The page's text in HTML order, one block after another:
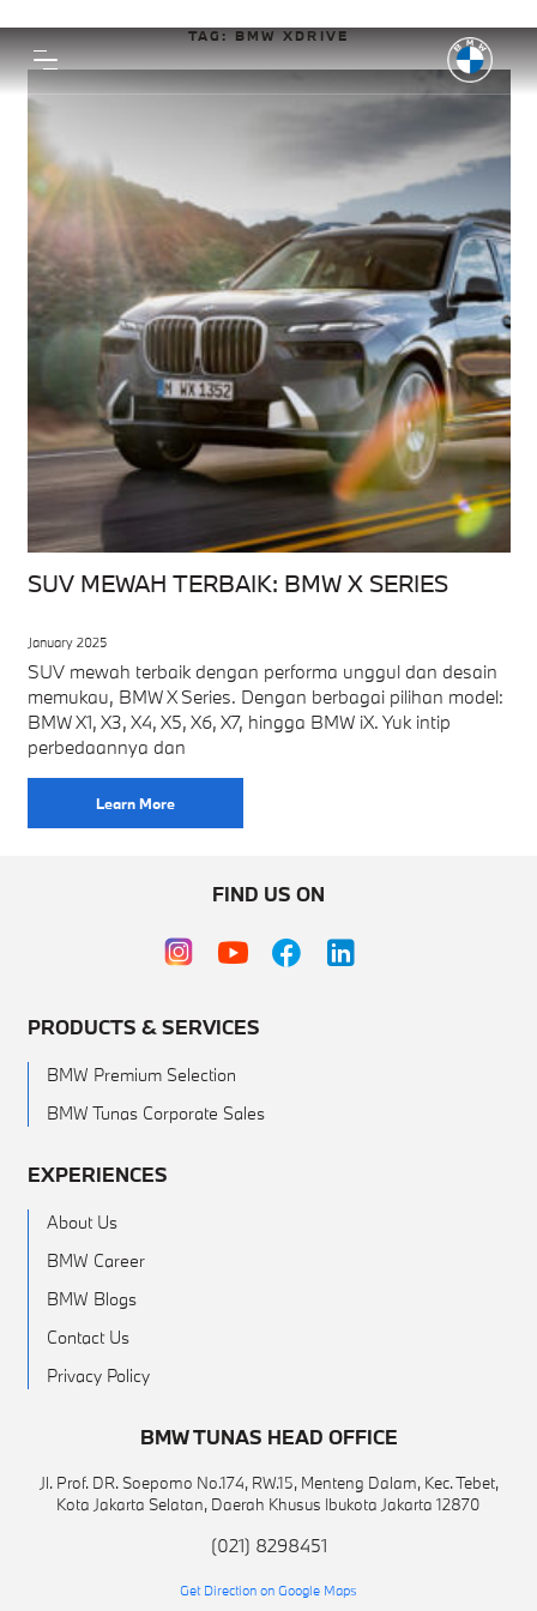
TAG:BMW XDRIVE
SUV MEWAH TERBAIK: BMW X SERIES
January 2025
SUV mewah terbaik dengan performa unggul dan desain
memukau, BMW X Series. Dengan berbagai pilihan model:
BMW X1, X3, X4, X5, X6, X7, hingga BMW iX. Yuk intip
perbedaannya dan
Learn More
FIND US ON
PRODUCTS & SERVICES
BMW Premium Selection
BMW Tunas Corporate Sales
EXPERIENCES
About Us
BMW Career
BMW Blogs
Contact Us
Privacy Policy
BMW TUNAS HEAD OFFICE
Jl. Prof. DR. Soepomo No.174, RW.15, Menteng Dalam, Kec. Tebet,
Kota Jakarta Selatan, Daerah Khusus Ibukota Jakarta 12870
(021) 8298451
Get Direction on Google Maps